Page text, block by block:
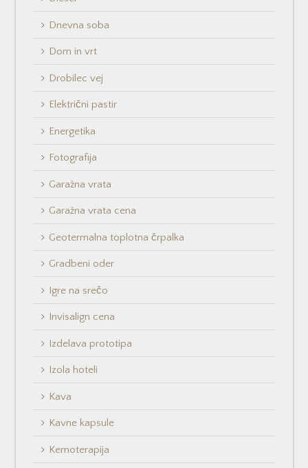
Dnevna soba
Dom in vrt
Drobilec vej
Električni pastir
Energetika
Fotografija
Garažna vrata
Garažna vrata cena
Geotermalna toplotna črpalka
Gradbeni oder
Igre na srečo
Invisalign cena
Izdelava prototipa
Izola hoteli
Kava
Kavne kapsule
Kemoterapija